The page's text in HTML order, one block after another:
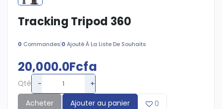
Tracking Tripod 360
0 Commandes 0 Ajouté À La Liste De Souhaits
20,000.0Fcfa
Qté - +
Acheter Ajouter au panier 0